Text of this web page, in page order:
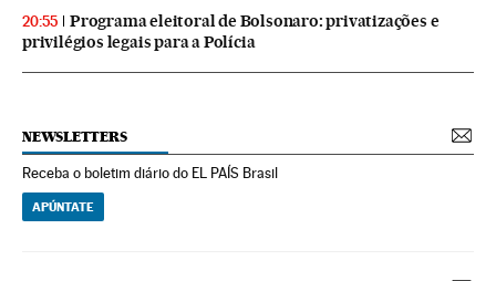
20:55
Programa eleitoral de Bolsonaro: privatizações e
privilégios legais para a Polícia
NEWSLETTERS
Receba o boletim diário do EL PAÍS Brasil
APÚNTATE